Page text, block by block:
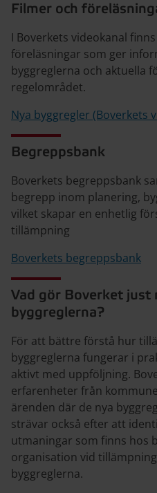
Filmer och
I Boverkets videokanal
föreläsningar som ger
byggreglerna och aktuella
regelområdet.
Nya byggregler (Boverkets
Begreppsbank
Boverkets begreppsbank
begrepp inom planering,
vilket skapar en enhetlig
tillämpning
Boverkets begreppsbank
Vad gör Boverket just
byggreglerna?
För att bättre förstå hur
byggreglerna fungerar i
aktivt med uppföljning.
erfarenheter från
ärenden där de nya
strävar också efter att
utmaningar som finns hos
organisation vid
byggreglerna.